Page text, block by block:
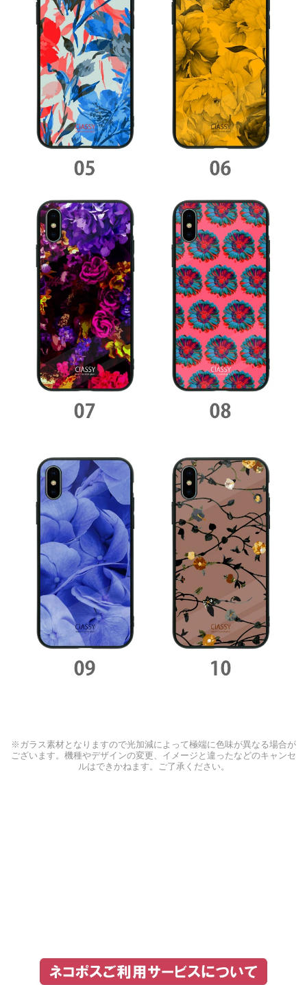
※ガラス素材となりますので光加減によって極端に色味が異なる場合が
ございます。機種やデザインの変更、イメージと違ったなどのキャンセ
ルはできかねます。ご了承ください。